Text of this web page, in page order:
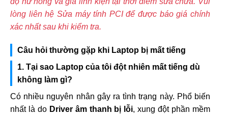
lòng liên hệ Sửa máy tính PCI để được báo giá chính
xác nhất sau khi kiểm tra.
Câu hỏi thường gặp khi Laptop bị mất tiếng
1. Tại sao Laptop của tôi đột nhiên mất tiếng dù
không làm gì?
Có nhiều nguyên nhân gây ra tình trạng này. Phổ biến
nhất là do Driver âm thanh bị lỗi, xung đột phần mềm